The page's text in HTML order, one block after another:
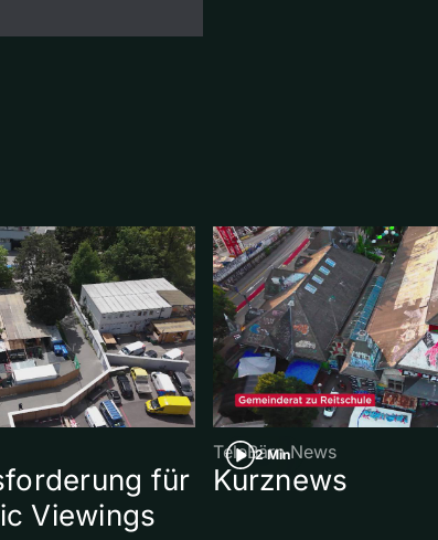
für
Viewings
2 Min
TeleBärn News
Kurznews